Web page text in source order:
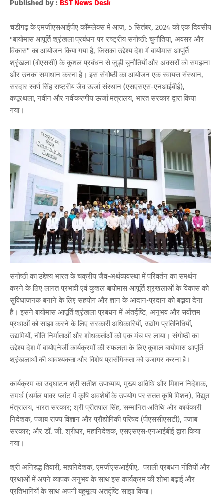
Published by : BST News Desk
चंडीगढ़ के एमजीएसआईपीए कॉम्प्लेक्स में आज, 5 सितंबर, 2024 को एक दिवसीय
"बायोमास आपूर्ति श्रृंखला प्रबंधन पर राष्ट्रीय संगोष्ठी: चुनौतियां, अवसर और
विकास" का आयोजन किया गया है, जिसका उद्देश्य देश में बायोमास आपूर्ति
श्रृंखला (बीएससी) के कुशल प्रबंधन से जुड़ी चुनौतियों और अवसरों को समझना
और उनका समाधान करना है। इस संगोष्ठी का आयोजन एक स्वायत्त संस्थान,
सरदार स्वर्ण सिंह राष्ट्रीय जैव ऊर्जा संस्थान (एसएसएस-एनआईबीई),
कपूरथला, नवीन और नवीकरणीय ऊर्जा मंत्रालय, भारत सरकार द्वारा किया
गया।
संगोष्ठी का उद्देश्य भारत के चक्रीय जैव-अर्थव्यवस्था में परिवर्तन का समर्थन
करने के लिए लागत प्रभावी एवं कुशल बायोमास आपूर्ति श्रृंखलाओं के विकास को
सुविधाजनक बनाने के लिए सहयोग और ज्ञान के आदान-प्रदान को बढ़ावा देना
है। इसने बायोमास आपूर्ति श्रृंखला प्रबंधन में अंतर्दृष्टि, अनुभव और सर्वोत्तम
प्रथाओं को साझा करने के लिए सरकारी अधिकारियों, उद्योग प्रतिनिधियों,
उद्यमियों, नीति निर्माताओं और शोधकर्ताओं को एक मंच पर लाया। संगोष्ठी का
उद्देश्य देश में बायोएनेर्जी कार्यक्रमों की सफलता के लिए कुशल बायोमास आपूर्ति
श्रृंखलाओं की आवश्यकता और विशेष प्रासंगिकता को उजागर करना है।
कार्यक्रम का उद्घाटन श्री सतीश उपाध्याय, मुख्य अतिथि और मिशन निदेशक,
समर्थ (थर्मल पावर प्लांट में कृषि अवशेषों के उपयोग पर सतत कृषि मिशन), विद्युत
मंत्रालय, भारत सरकार; श्री प्रीतपाल सिंह, सम्मानित अतिथि और कार्यकारी
निदेशक, पंजाब राज्य विज्ञान और प्रौद्योगिकी परिषद (पीएससीएसटी), पंजाब
सरकार; और डॉ. जी. श्रीधर, महानिदेशक, एसएसएस-एनआईबीई द्वारा किया
गया।
श्री अनिरुद्ध तिवारी, महानिदेशक, एमजीएसआईपीए, पराली प्रबंधन नीतियों और
प्रथाओं में अपने व्यापक अनुभव के साथ इस कार्यक्रम की शोभा बढ़ाई और
प्रतिभागियों के साथ अपनी बहुमूल्य अंतर्दृष्टि साझा किया।